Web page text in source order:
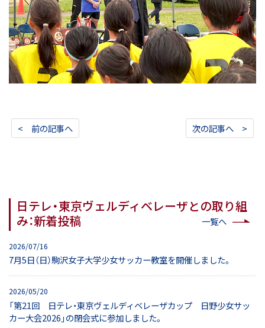
< 前の記事へ 次の記事へ >
日テレ・東京ヴェルディベレーザとの取り組
み：新着投稿
一覧へ
2026/07/16
7月5日（日）駒沢女子大学少女サッカー教室を開催しました。
2026/05/20
「第21回 日テレ・東京ヴェルディベレーザカップ 日野少女サッ
カー大会2026」の閉会式に参加しました。